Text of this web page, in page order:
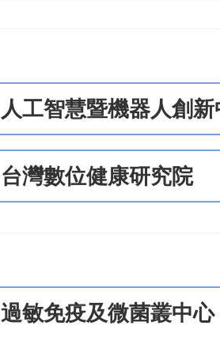
人工智慧暨機器人創
台灣數位健康研究院
過敏免疫及微菌叢中心